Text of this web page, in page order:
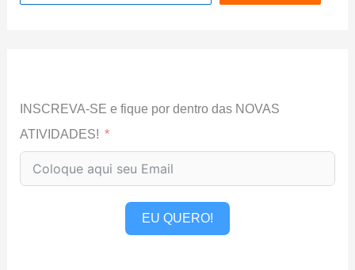
INSCREVA-SE e fique por dentro das NOVAS
ATIVIDADES!
EU QUERO!